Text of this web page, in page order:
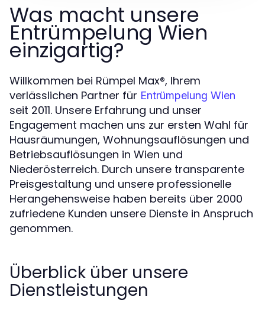
Was macht unsere
Entrümpelung Wien
einzigartig?
Willkommen bei Rümpel Max®, Ihrem
verlässlichen Partner für Entrümpelung Wien
seit 2011. Unsere Erfahrung und unser
Engagement machen uns zur ersten Wahl für
Hausräumungen, Wohnungsauflösungen und
Betriebsauflösungen in Wien und
Niederösterreich. Durch unsere transparente
Preisgestaltung und unsere professionelle
Herangehensweise haben bereits über 2000
zufriedene Kunden unsere Dienste in Anspruch
genommen.
Überblick über unsere
Dienstleistungen